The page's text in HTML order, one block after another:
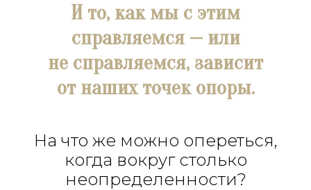
И то, как мы с этим
справляемся — или
не справляемся, зависит
от наших точек опоры.
На что же можно опереться,
когда вокруг столько
неопределенности?